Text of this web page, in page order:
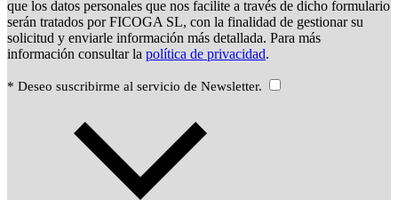
que los datos personales que nos facilite a través de dicho formulario
serán tratados por FICOGA SL, con la finalidad de gestionar su
solicitud y enviarle información más detallada. Para más
información consultar la política de privacidad.
* Deseo suscribirme al servicio de Newsletter.